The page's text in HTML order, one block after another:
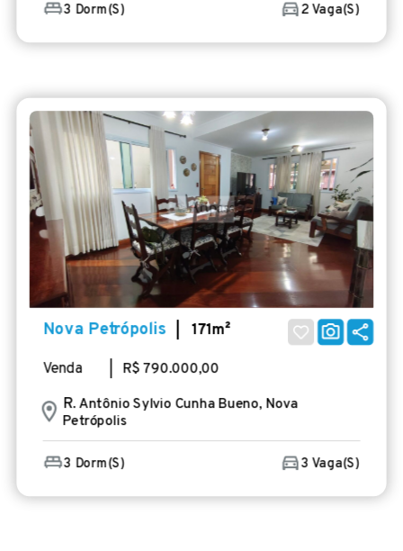
3 Dorm(s) 2 Vaga(s)
Nova Petrópolis| 171m²
Venda | R$ 790.000,00
R. Antônio Sylvio Cunha Bueno, Nova
Petrópolis
3 Dorm(s) 3 Vaga(s)